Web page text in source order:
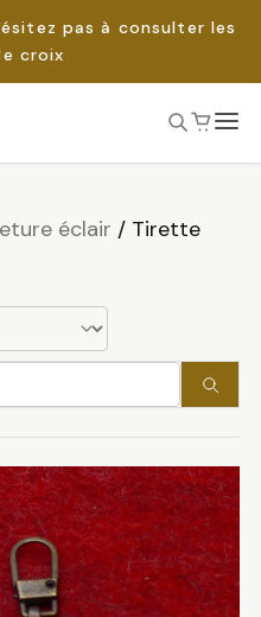
pas à consulter les
croix
éclair / Tirette